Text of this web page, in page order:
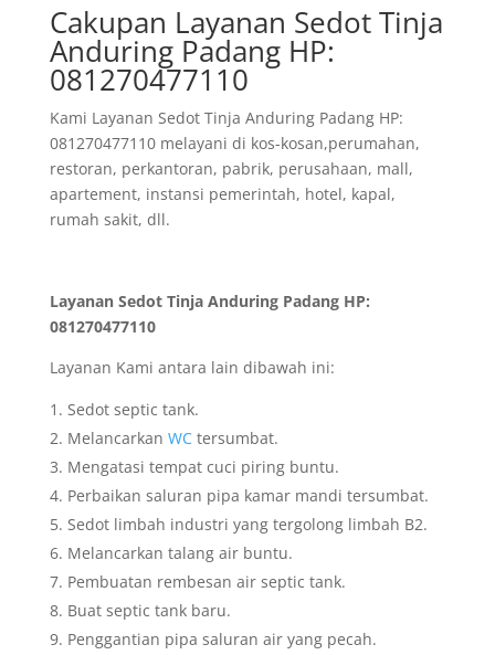
Cakupan Layanan Sedot Tinja
Anduring Padang HP:
081270477110
Kami Layanan Sedot Tinja Anduring Padang HP:
081270477110 melayani di kos-kosan,perumahan,
restoran, perkantoran, pabrik, perusahaan, mall,
apartement, instansi pemerintah, hotel, kapal,
rumah sakit, dll.
Layanan Sedot Tinja Anduring Padang HP:
081270477110
Layanan Kami antara lain dibawah ini:
Sedot septic tank.
Melancarkan WCtersumbat.
Mengatasi tempat cuci piring buntu.
Perbaikan saluran pipa kamar mandi tersumbat.
Sedot limbah industri yang tergolong limbah B2.
Melancarkan talang air buntu.
Pembuatan rembesan air septic tank.
Buat septic tank baru.
Penggantian pipa saluran air yang pecah.